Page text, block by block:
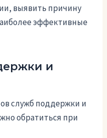
выявить причину
эффективные
и
служб поддержки и
обратиться при